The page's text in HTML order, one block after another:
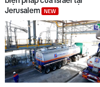
Jerusalem
NEW